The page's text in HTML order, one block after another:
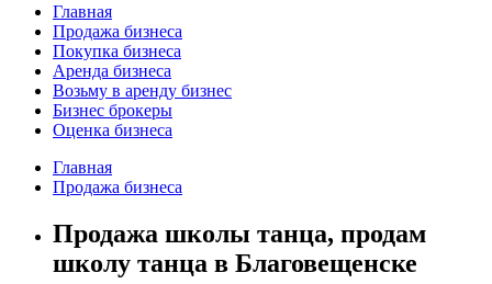
Главная
Продажа бизнеса
Покупка бизнеса
Аренда бизнеса
Возьму в аренду бизнес
Бизнес брокеры
Оценка бизнеса
Главная
Продажа бизнеса
Продажа школы танца, продам
школу танца в Благовещенске